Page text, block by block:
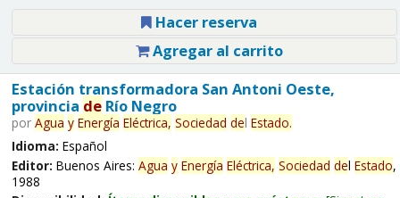
Hacer reserva
Agregar al carrito
Estación transformadora San Antoni Oeste,
provincia deRío Negro
por Agua y Energía Eléctrica, Sociedad del Estado.
Idioma: Español
Editor: Buenos Aires: Agua y Energía Eléctrica, Sociedad del Estado,
1988